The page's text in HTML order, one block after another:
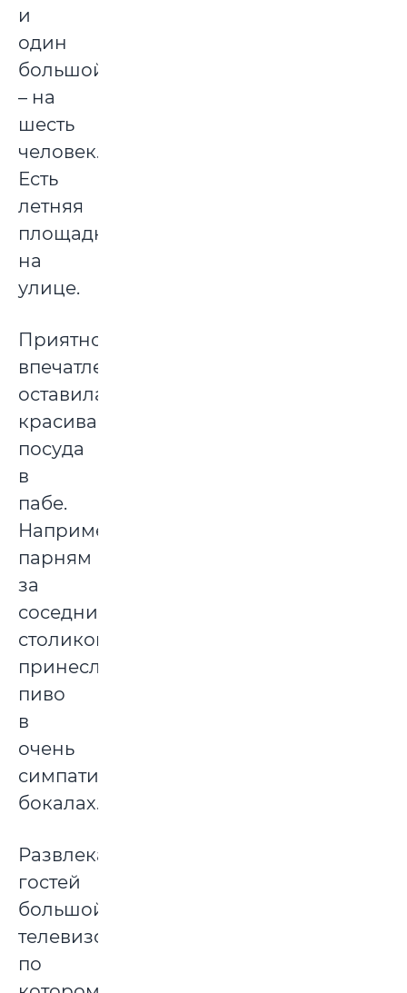
и
один
большой
– на
шесть
человек.
Есть
летняя
площадка
на
улице.
Приятное
впечатление
оставила
красивая
посуда
в
пабе.
Например,
парням
за
соседним
столиком
принесли
пиво
в
очень
симпатичных
бокалах.
Развлекает
гостей
большой
телевизор,
по